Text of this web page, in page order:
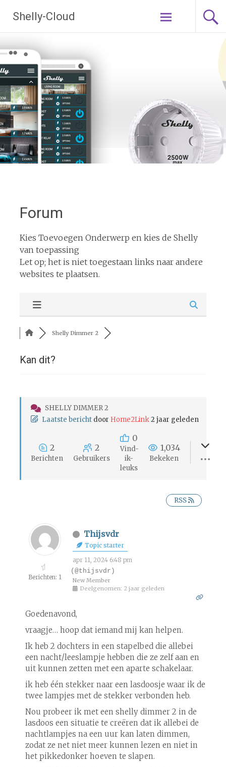
naar
de
Shelly-Cloud
Forum
Kies Toevoegen Onderwerp en kies de Shelly
van toepassing
Let op; het is niet toegestaan links naar andere
websites te plaatsen.
Shelly Dimmer 2
Kan dit?
SHELLY DIMMER 2
Laatste bericht door Home2Link2 jaar geleden
2
Berichten
2
Gebruikers
0
Vind-
ik-
leuks
1,034
Bekeken
RSS
Berichten: 1
Thijsvdr
Topic starter
apr 11, 2024 6:48 pm
(@thijsvdr)
New Member
Deelgenomen: 2 jaar geleden
Goedenavond,
vraagje… hoop dat iemand mij kan helpen.
Ik heb 2 dochters in een stapelbed die allebei
een nacht/leeslampje hebben die ze zelf aan en
uit kunnen zetten met een aparte schakelaar.
ik heb één stekker naar een lasdoosje waar ik de
twee lampjes met de stekker verbonden heb.
Nou probeer ik met een shelly dimmer 2 in de
lasdoos een situatie te creëren dat ik allebei de
nachtlampjes na een uur kan laten dimmen,
zodat ze net niet meer kunnen lezen en niet in
het pikkedonker hoeven te slapen.